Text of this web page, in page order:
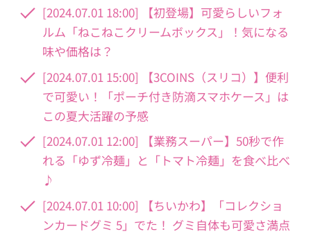
[2024.07.01 18:00] 【初登場】可愛らしいフォ
ルム「ねこねこクリームボックス」！気になる
味や価格は？
[2024.07.01 15:00] 【3COINS（スリコ）】便利
で可愛い！「ポーチ付き防滴スマホケース」は
この夏大活躍の予感
[2024.07.01 12:00] 【業務スーパー】50秒で作
れる「ゆず冷麺」と「トマト冷麺」を食べ比べ
♪
[2024.07.01 10:00] 【ちいかわ】「コレクショ
ンカードグミ 5」でた！ グミ自体も可愛さ満点